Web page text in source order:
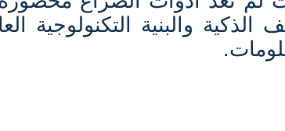
والبنية التكنولوجية
.